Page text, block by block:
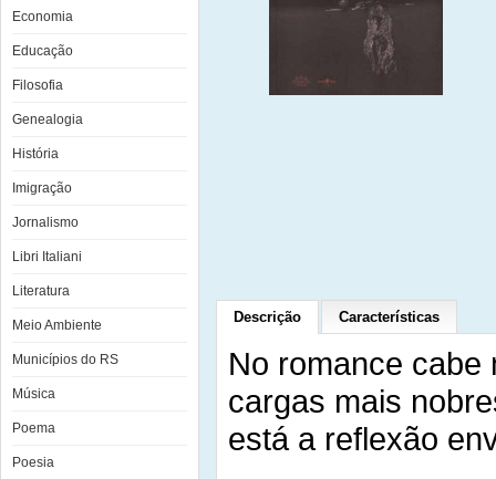
Economia
Educação
Filosofia
Genealogia
História
Imigração
Jornalismo
Libri Italiani
Literatura
Meio Ambiente
Municípios do RS
Música
Poema
Poesia
Descrição Características
No romance cabe
cargas mais
está a reflexão